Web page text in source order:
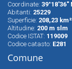
Coordinate: 39°18'36"
Abitanti: 25229
Superfìcie: 208,23 km²
Altitudine: 200 m slm
Codice ISTAT: 119009
Codice catasto: E281
Comune